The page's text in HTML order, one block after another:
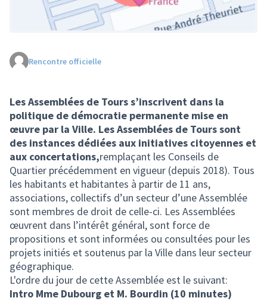
(Lien externe)
Rencontre officielle
Les Assemblées de Tours s’inscrivent dans la
politique de démocratie permanente mise en
œuvre par la Ville. Les Assemblées de Tours sont
des instances dédiées aux initiatives citoyennes et
aux concertations,remplaçant les Conseils de
Quartier précédemment en vigueur (depuis 2018). Tous
les habitants et habitantes à partir de 11 ans,
associations, collectifs d’un secteur d’une Assemblée
sont membres de droit de celle-ci. Les Assemblées
œuvrent dans l’intérêt général, sont force de
propositions et sont informées ou consultées pour les
projets initiés et soutenus par la Ville dans leur secteur
géographique.
L'ordre du jour de cette Assemblée est le suivant:
Intro Mme Dubourg et M. Bourdin (10 minutes)